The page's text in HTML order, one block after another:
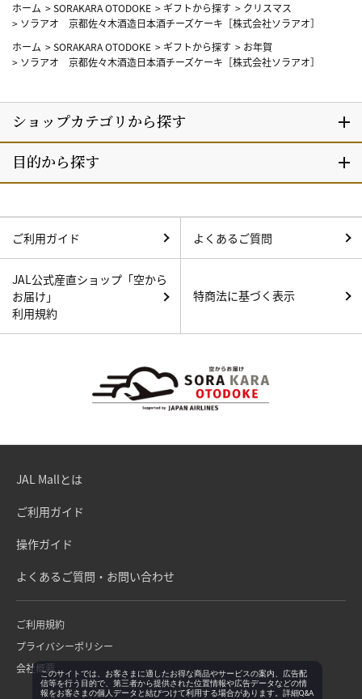
ホーム >SORAKARA OTODOKE > ギフトから探す > クリスマス
> ソラアオ 京都佐々木酒造日本酒チーズケーキ［株式会社ソラアオ］
ホーム >SORAKARA OTODOKE > ギフトから探す > お年賀
> ソラアオ 京都佐々木酒造日本酒チーズケーキ［株式会社ソラアオ］
ご利用ガイド よくあるご質問
JAL公式産直ショップ「空から
お届け」
利用規約
特商法に基づく表示
JAL Mallとは
ご利用ガイド
操作ガイド
よくあるご質問・お問い合わせ
ご利用規約
プライバシーポリシー
会社概要このサイトでは、お客さまに適したお得な商品やサービスの案内、広告配
信等を行う目的で、第三者から提供された位置情報や広告データなどの情
報をお客さまの個人データと結びつけて利用する場合があります。詳細Q&A